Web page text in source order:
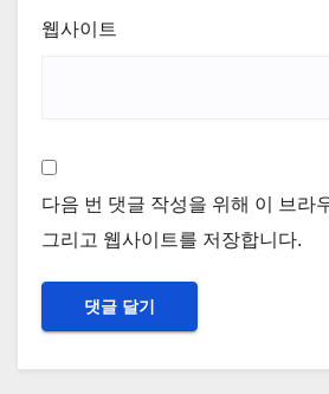
웹사이트
다음 번 댓글 작성을 위해 이 브라
그리고 웹사이트를 저장합니다.